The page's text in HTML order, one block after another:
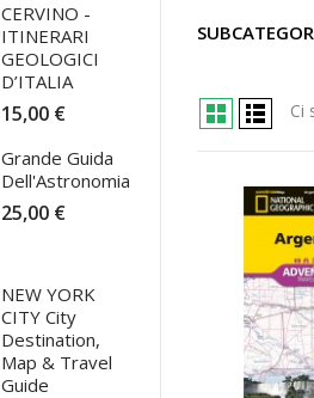
CERVINO -
ITINERARI
GEOLOGICI
D’ITALIA
15,00 €
Grande Guida
Dell'Astronomia
25,00 €
NEW YORK
CITY City
Destination,
Map & Travel
Guide
Ci